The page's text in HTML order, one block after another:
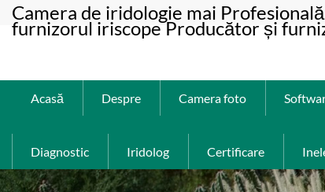
Camera de iridologie mai
furnizorul iriscope Producător și
Acasă
Despre Camera foto
Diagnostic Iridolog Certificare